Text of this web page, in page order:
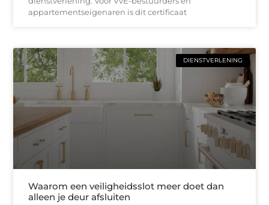
appartementseigenaren is dit certificaat
DIENSTVERLENING
Waarom een veiligheidsslot meer doet dan
alleen je deur afsluiten